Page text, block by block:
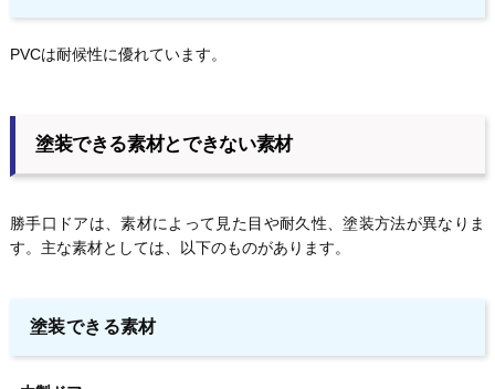
PVCは耐候性に優れています。
塗装できる素材とできない素材
勝手口ドアは、素材によって見た目や耐久性、塗装方法が異なりま
す。主な素材としては、以下のものがあります。
塗装できる素材